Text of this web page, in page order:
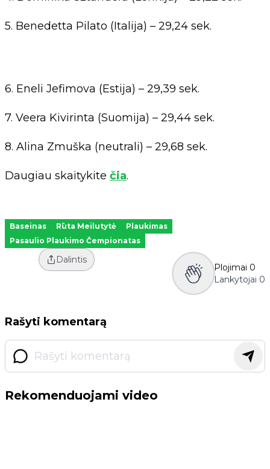
5. Benedetta Pilato (Italija) – 29,24 sek.
6. Eneli Jefimova (Estija) – 29,39 sek.
7. Veera Kivirinta (Suomija) – 29,44 sek.
8. Alina Zmuška (neutrali) – 29,68 sek.
Daugiau skaitykite čia.
Baseinas Rūta Meilutytė
Plaukimas
Pasaulio Plaukimo Čempionatas
Dalintis
Plojimai 0
Lankytojai 0
Rašyti komentarą
Rekomenduojami video